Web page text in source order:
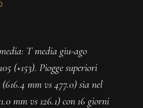
T media giu-ago
(+153). Piogge superiori
mm vs 477.0) sia nel
mm vs 126.1) con 16 giorni